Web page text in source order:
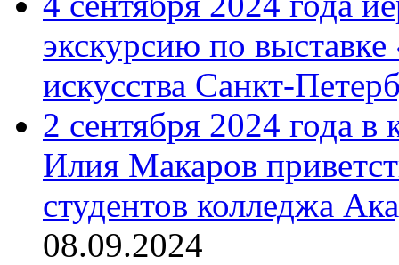
экскурсию по
искусства Санкт-
2 сентября 2024 года
Илия Макаров
студентов колледжа
08.09.2024